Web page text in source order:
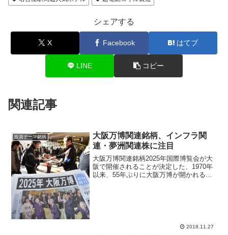
シェアする
X Facebook はてブ
LINE コピー
関連記事
投資テーマ銘柄
大阪万博関連銘柄、インフラ関
連・夢洲関連株に注目
大阪万博関連銘柄2025年国際博覧会が大
阪で開催されることが決定した、1970年
以来、55年ぶりに大阪万博が開かれるこ
2018.11.27